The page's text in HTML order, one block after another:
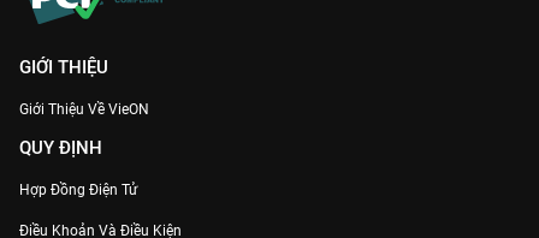
GIỚI THIỆU
Giới Thiệu Về VieON
QUY ĐỊNH
Hợp Đồng Điện Tử
Điều Khoản Và Điều Kiện